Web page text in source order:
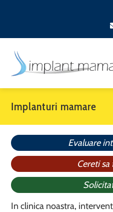
Implanturi mamare
Evaluare
Cereti
In clinica noastra,